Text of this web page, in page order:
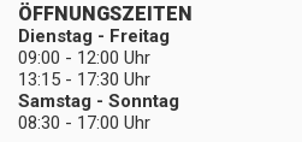
ÖFFNUNGSZEITEN
Dienstag - Freitag
09:00 - 12:00 Uhr
13:15 - 17:30 Uhr
Samstag - Sonntag
08:30 - 17:00 Uhr